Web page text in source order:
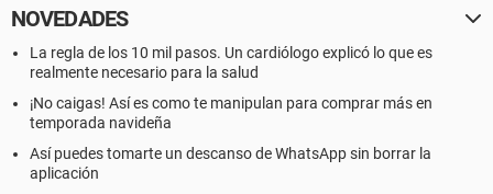
NOVEDADES
La regla de los 10 mil pasos. Un cardiólogo explicó lo que es
realmente necesario para la salud
¡No caigas! Así es como te manipulan para comprar más en
temporada navideña
Así puedes tomarte un descanso de WhatsApp sin borrar la
aplicación